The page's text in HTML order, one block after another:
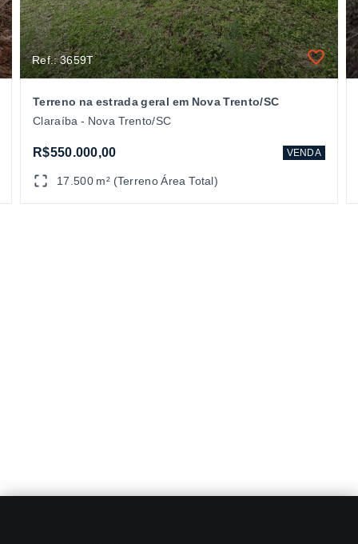
Ref.: 3659T
Terreno na estrada geral em Nova Trento/SC
Claraíba - Nova Trento/SC
R$550.000,00 VENDA
17.500 m² (Terreno Área Total)